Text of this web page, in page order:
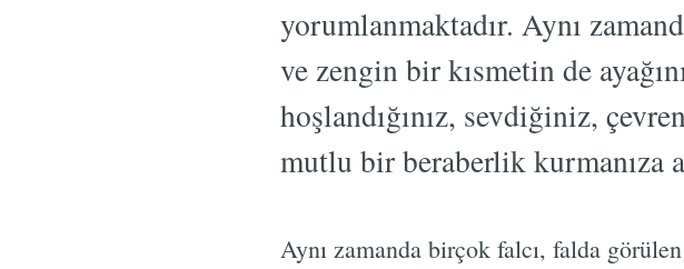
yorumlanmaktadır. Aynı
ve zengin bir kısmetin de
hoşlandığınız, sevdiğiniz,
mutlu bir beraberlik kurmanıza
Aynı zamanda birçok falcı, falda